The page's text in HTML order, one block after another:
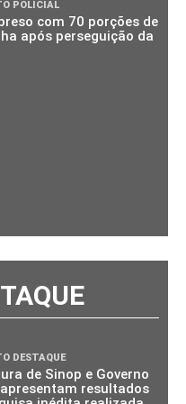
POLICIAL
com 70 porções de
após perseguição da
DESTAQUE
de Sinop e Governo
resultados